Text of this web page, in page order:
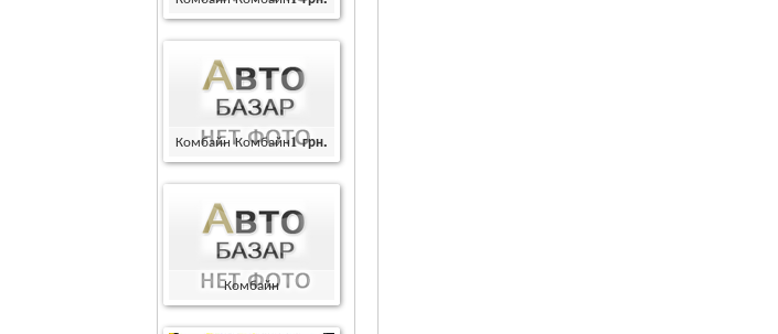
Комбайн Комбайн1 грн.
Комбайн
Комбайн400000 грн.